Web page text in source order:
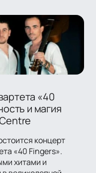
«40
и магия
концерт
«40 Fingers».
хитами и